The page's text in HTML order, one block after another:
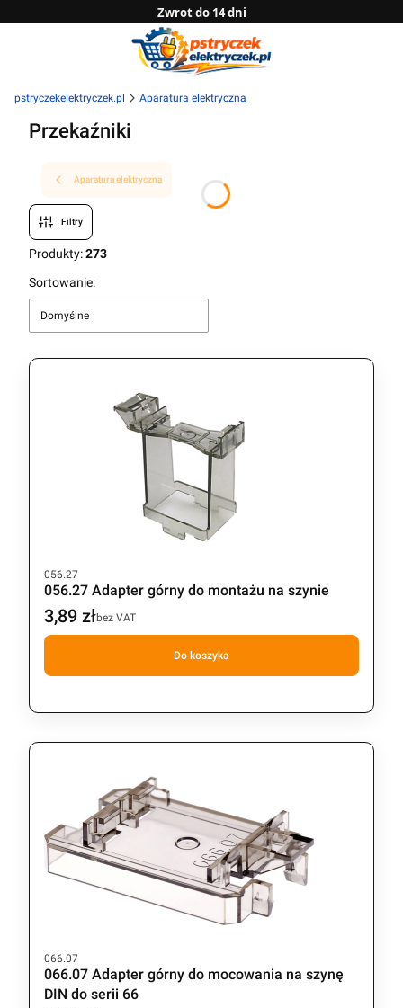
Zwrot do 14 dni
Sprawdź naszą ofertę B2B
pstryczekelektryczek.pl Aparatura elektryczna
Przekaźniki
Aparatura elektryczna
Filtry
Produkty:273
Lista produktów
Sortowanie:
Domyślne
Kod produktu
056.27
056.27 Adapter górny do montażu na szynie
Cena
3,89 złbez VAT
Do koszyka
Kod produktu
066.07
066.07 Adapter górny do mocowania na szynę
DIN do serii 66